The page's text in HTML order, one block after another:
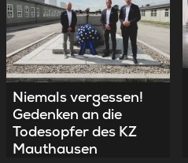
Niemals vergessen!
Gedenken an die
Todesopfer des KZ
Mauthausen